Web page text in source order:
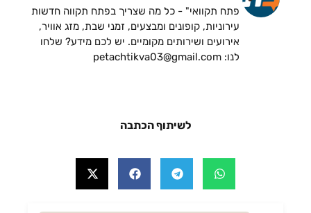
פתח תקוואי" - כל מה שצריך בפתח תקווה חדשות
עירוניות, קופונים ומבצעים, זמני שבת, מזג אוויר,
אירועים ושירותים מקומיים. יש לכם מידע? שלחו
לנו: petachtikva03@gmail.com
לשיתוף הכתבה